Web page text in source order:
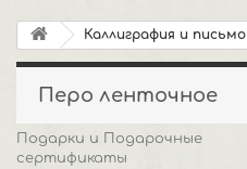
Каллиграфия и письмо
Перо ленточное
Подарки и Подарочные
сертификаты